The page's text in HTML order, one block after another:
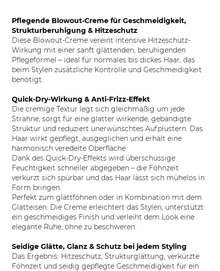
Pflegende Blowout-Creme für Geschmeidigkeit,
Strukturberuhigung & Hitzeschutz
Diese Blowout-Creme vereint intensive Hitzeschutz-
Wirkung mit einer sanft glättenden, beruhigenden
Pflegeformel – ideal für normales bis dickes Haar, das
beim Stylen zusätzliche Kontrolle und Geschmeidigkeit
benötigt.
Quick-Dry-Wirkung & Anti-Frizz-Effekt
Die cremige Textur legt sich gleichmäßig um jede
Strähne, sorgt für eine glatter wirkende, gebändigte
Struktur und reduziert unerwünschtes Aufplustern. Das
Haar wirkt gepflegt, ausgeglichen und erhält eine
harmonisch veredelte Oberfläche.
Dank des Quick-Dry-Effekts wird überschüssige
Feuchtigkeit schneller abgegeben – die Föhnzeit
verkürzt sich spürbar und das Haar lässt sich mühelos in
Form bringen.
Perfekt zum glattföhnen oder in Kombination mit dem
Glätteisen: Die Creme erleichtert das Stylen, unterstützt
ein geschmeidiges Finish und verleiht dem Look eine
elegante Ruhe, ohne zu beschweren.
Seidige Glätte, Glanz & Schutz bei jedem Styling
Das Ergebnis: Hitzeschutz, Strukturglättung, verkürzte
Föhnzeit und seidig gepflegte Geschmeidigkeit für ein